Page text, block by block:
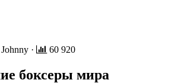
Johnny · 60 920
боксеры мира